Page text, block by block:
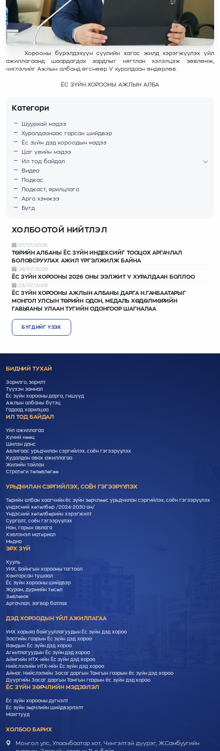
Хорооны бүрэлдэхүүн сүүлийн хагас жилд хэрэгжүүлэх үйл
ажиллагаанд шаардагдах зардлыг нягтлан хэлэлцэж зөвлөмж,
чиглэлийг Ажлын албанд өгснөөр V хуралдаан өндөрлөв.
ЁС ЗҮЙН ХОРООНЫ АЖЛЫН АЛБА
Категори
Шуурхай мэдээ
Хуралдаанаас гарсан шийдвэр
Ёс зүйн дэд хороодын мэдээ
Цаг үеийн мэдээ
Ил тод байдал
Видео
Подкас
Подкаст, ярилцлага
Арга хэмжээ
Бүгд
ХОЛБООТОЙ НИЙТЛЭЛ
07/07/2026
ТӨРИЙН АЛБАНЫ ЁС ЗҮЙН ИНДЕКСИЙГ ТООЦОХ АРГАЧЛАЛ
БОЛОВСРУУЛАХ АЖИЛ ҮРГЭЛЖИЛЖ БАЙНА
06/07/2026
ЁС ЗҮЙН ХОРООНЫ 2026 ОНЫ ЭЭЛЖИТ V ХУРАЛДААН БОЛЛОО
03/07/2026
ЁС ЗҮЙН ХОРООНЫ АЖЛЫН АЛБАНЫ ДАРГА Н.ГАНБААТАРЫГ
МОНГОЛ УЛСЫН ТӨРИЙН ОДОН, МЕДАЛЬ ХӨДӨЛМӨРИЙН
ГАВЬЯАНЫ УЛААН ТУГИЙН ОДОНГООР ШАГНАЛАА
БҮГДИЙГ ҮЗЭХ
БИДНИЙ ТУХАЙ
Зорилго, зорилт
Түүхэн замнал
Ёс зүйн хорооны дарга, гишүүд
Ажлын албаны бүтэц
Гадаад харилцаа
ИЛ ТОД БАЙДАЛ
Үйл ажиллагаа
Хүний нөөц
Шилэн данс
Авлигаас урьдчилан сэргийлэх, соён гэгээрүүлэх
Худалдан авах ажиллагаа
Жилийн тайлан
Стратеги төлөвлөгөө
УРЬДЧИЛАН СЭРГИЙЛЭХ, СОЁН ГЭГЭЭРҮҮЛЭХ
Төрийн албан хаагчийн ёс зүйн зөрчлөөс урьдчилан сэргийлэх, соён гэгээрүүлэх
үндэсний хөтөлбөр /2024-2030 он/
Үндэсний хөтөлбөрийн хэрэгжилт
Cургалт, cоён гэгээрүүлэх
Ном, гарын авлага
Хэвлэмэл материал
Медиа
ЭРХ ЗҮЙ
Хууль
УИХ, Байнгын хорооны тогтоол
Хамтарсан тушаал
Ёс зүйн хорооны шийдвэр
Журам, дүрмийн төсөл
Зөвлөмж
Аргачлал, загвар батлах
ДЭД ХОРООДЫН ҮЙЛ АЖИЛЛАГАА
УИХ харьяа байгууллагуудын Ёс зүйн дэд хороо
Засгийн газрын Ёс зүйн дэд хороо
Яамдын Ёс зүйн дэд хороо
Агентлагуудын Ёс зүйн дэд хороо
Аймгийн ИТХ-ийн Ёс зүйн дэд хороо
Нийслэлийн ИТХ-ийн Ёс зүйн дэд хороо
Аймаг, Нийслэлийн Засаг даргын Тамгын газрын ёс зүйн дэд хороо
Дүүргийн Засаг даргын Тамгын газрын ёс зүйн дэд хороо
ЁС ЗҮЙН ЗӨРЧЛИЙН МЭДЭЭЛЭЛ
Ёс зүйн хорооны дүгнэлт
Ёс зүйн зөрчлийн шийдвэрлэлт
Маягтууд
ХОЛБОО БАРИХ
Монгол улс, Улаанбаатар хот, Чингэлтэй дүүрэг, Ж.Самбуугийн